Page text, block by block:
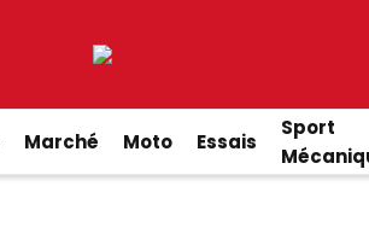
Marché Moto Essais
Sport